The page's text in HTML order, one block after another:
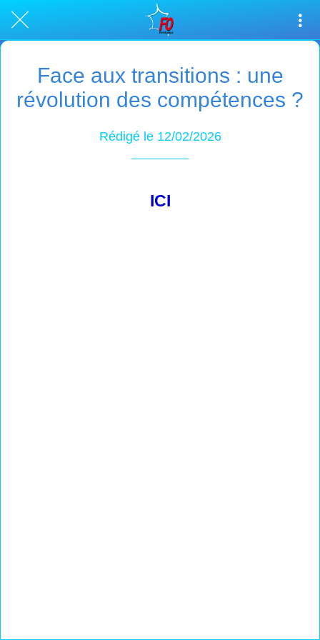
Face aux transitions : une
révolution des compétences ?
Rédigé le 12/02/2026
ICI